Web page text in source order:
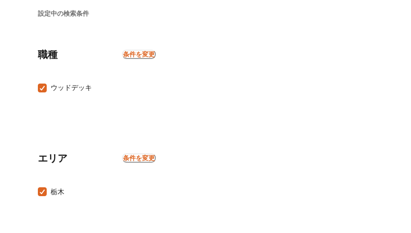
設定中の検索条件
職種 条件を変更
ウッドデッキ
エリア 条件を変更
栃木